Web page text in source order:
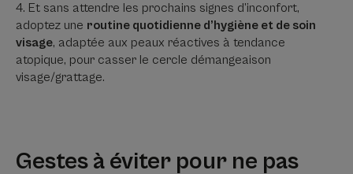
Et sans attendre les prochains signes d’inconfort,
adoptez une routine quotidienne d’hygiène et de soin
visage, adaptée aux peaux réactives à tendance
atopique, pour casser le cercle démangeaison
visage/grattage.
Gestes à éviter pour ne pas